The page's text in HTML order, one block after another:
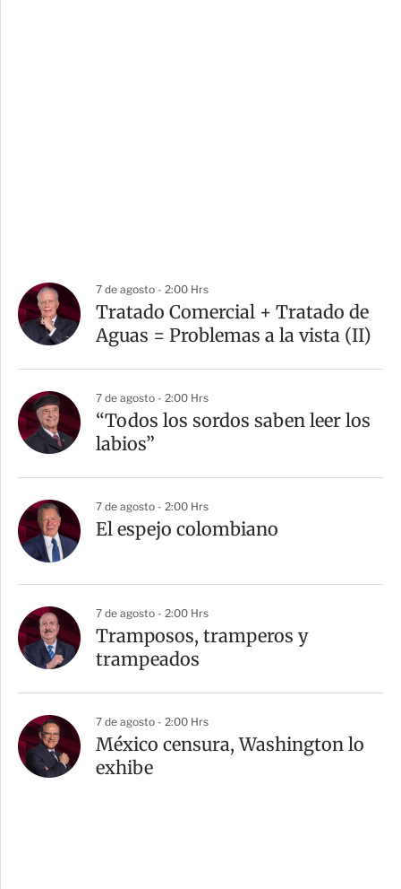
7 de agosto - 2:00 Hrs
Tratado Comercial + Tratado de
Aguas = Problemas a la vista (II)
7 de agosto - 2:00 Hrs
“Todos los sordos saben leer los
labios”
7 de agosto - 2:00 Hrs
El espejo colombiano
7 de agosto - 2:00 Hrs
Tramposos, tramperos y
trampeados
7 de agosto - 2:00 Hrs
México censura, Washington lo
exhibe